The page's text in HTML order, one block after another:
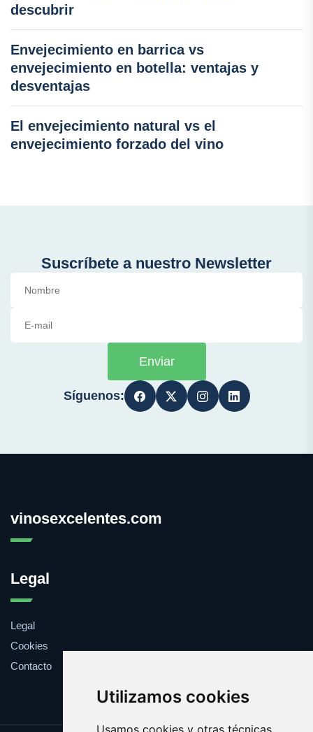
Utilizamos cookies
Usamos cookies y otras técnicas
descubrir
Envejecimiento en barrica vs
envejecimiento en botella: ventajas y
desventajas
El envejecimiento natural vs el
envejecimiento forzado del vino
Suscríbete a nuestro Newsletter
Enviar
Síguenos:
vinosexcelentes.com
Legal
Legal
Cookies
Contacto